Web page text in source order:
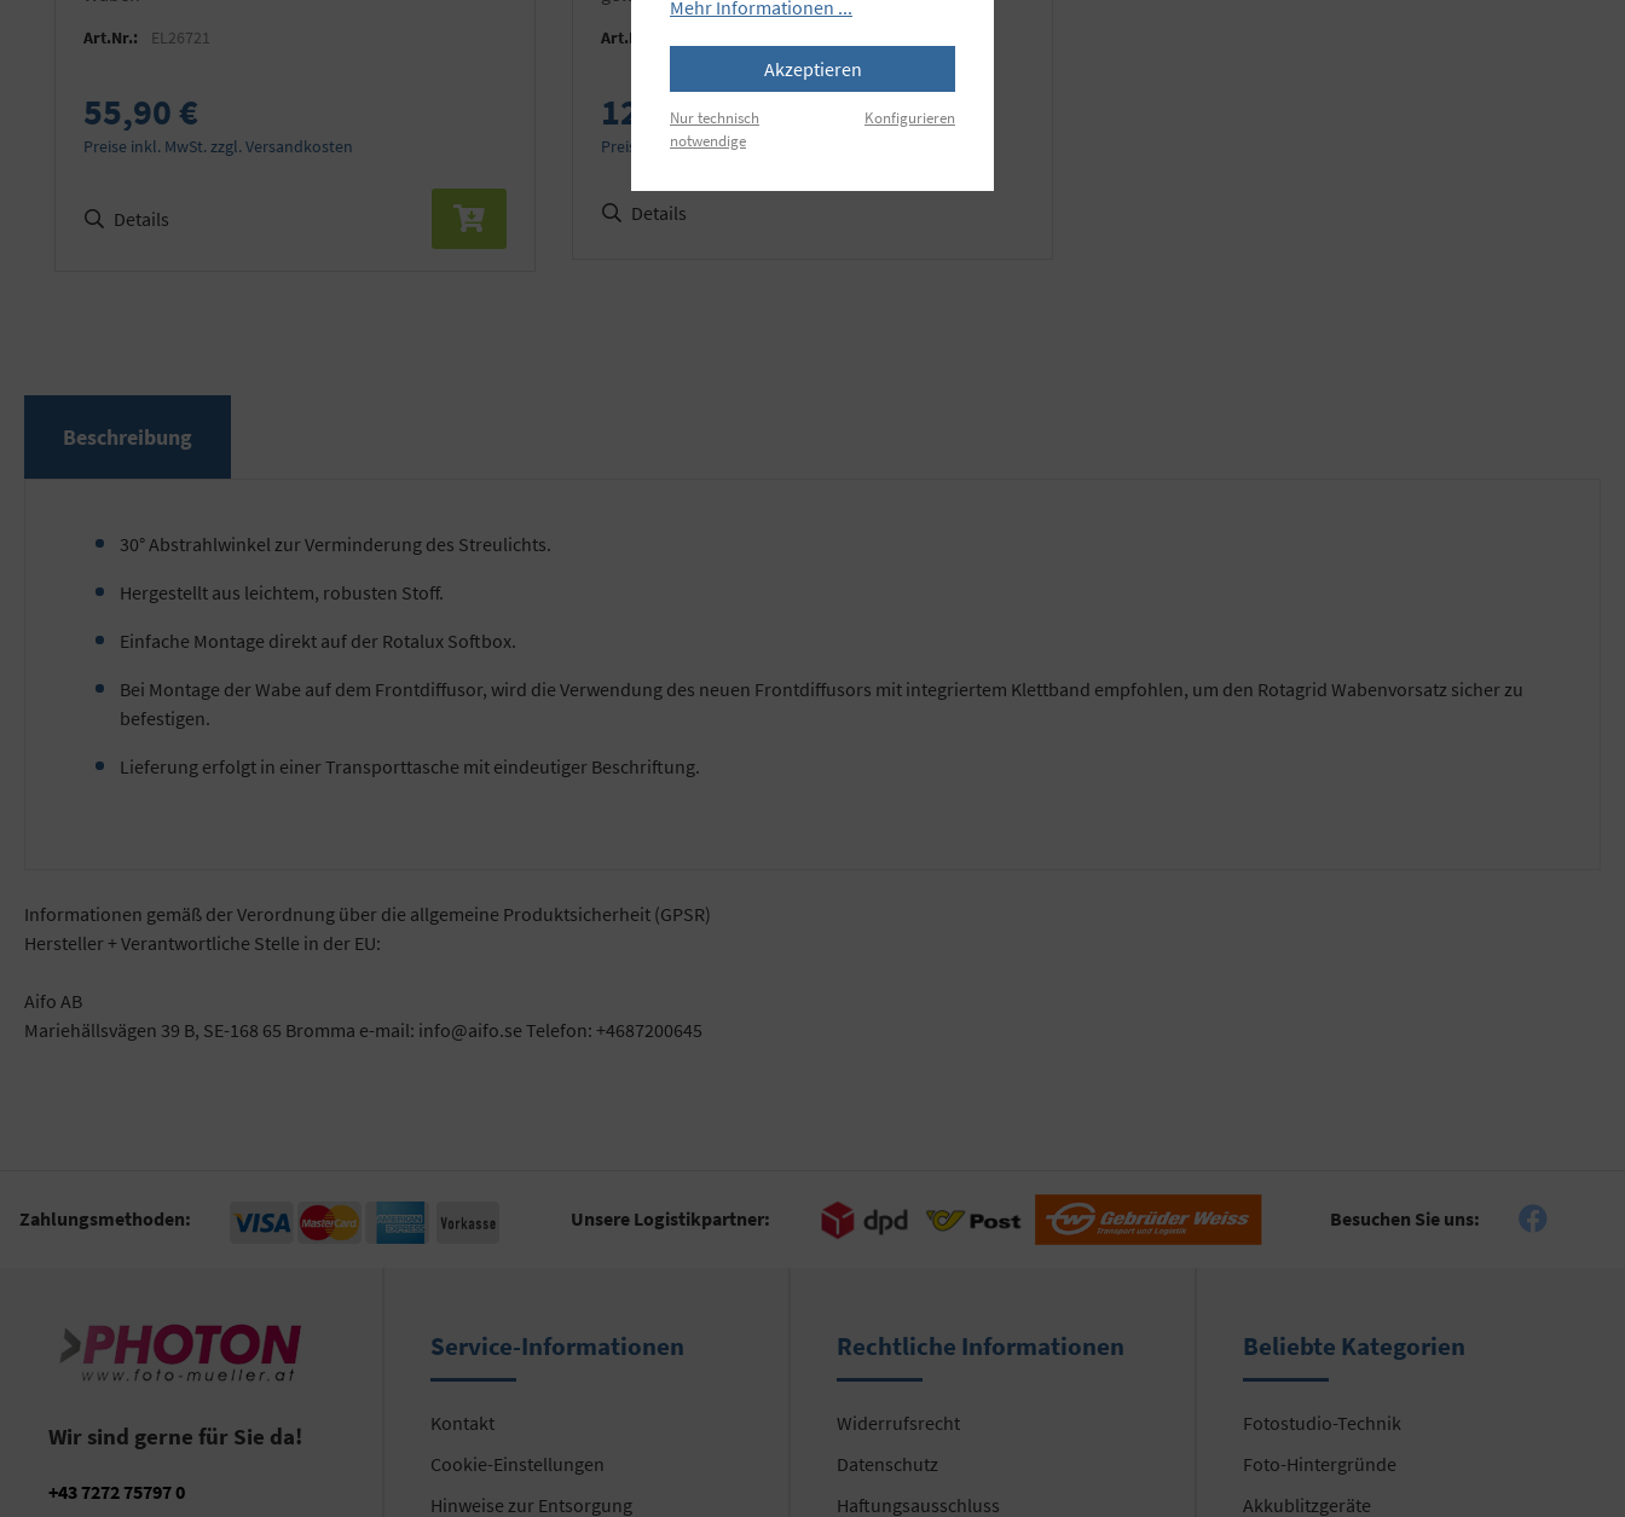
Art.Nr.: EL26721
55,90 €
Preise inkl. MwSt. zzgl. Versandkosten
Details
Art.Nr.:
129,90 €
Preise inkl. MwSt. zzgl. Versandkosten
Details
Beschreibung
30° Abstrahlwinkel zur Verminderung des Streulichts.
Hergestellt aus leichtem, robusten Stoff.
Einfache Montage direkt auf der Rotalux Softbox.
Bei Montage der Wabe auf dem Frontdiffusor, wird die Verwendung des neuen Frontdiffusors mit integriertem Klettband empfohlen, um den Rotagrid Wabenvorsatz sicher zu
befestigen.
Lieferung erfolgt in einer Transporttasche mit eindeutiger Beschriftung.
Informationen gemäß der Verordnung über die allgemeine Produktsicherheit (GPSR)
Hersteller + Verantwortliche Stelle in der EU:
Aifo AB
Mariehällsvägen 39 B, SE-168 65 Bromma e-mail: info@aifo.se Telefon: +4687200645
Zahlungsmethoden: Unsere Logistikpartner: Besuchen Sie uns:
Wir sind gerne für Sie da!
+43 7272 75797 0
Service-Informationen
Kontakt
Cookie-Einstellungen
Hinweise zur Entsorgung
Rechtliche Informationen
Widerrufsrecht
Datenschutz
Haftungsausschluss
Beliebte Kategorien
Fotostudio-Technik
Foto-Hintergründe
Akkublitzgeräte
Mehr Informationen ...
Akzeptieren
Nur technisch
notwendige
Konfigurieren